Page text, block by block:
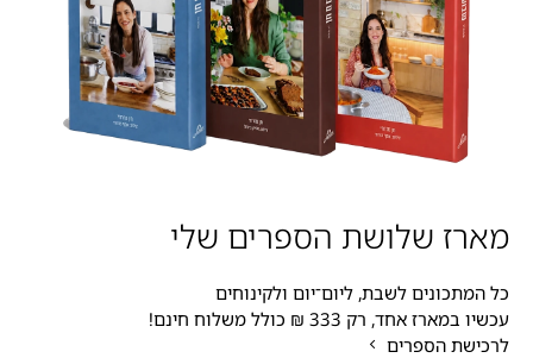
מארז שלושת הספרים שלי
כל המתכונים לשבת, ליום־יום ולקינוחים
עכשיו במארז אחד, רק 333 ₪ כולל משלוח חינם!
לרכישת הספרים